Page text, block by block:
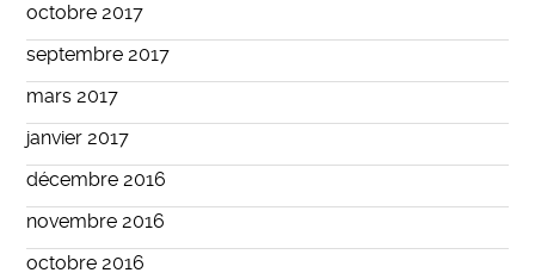
octobre 2017
septembre 2017
mars 2017
janvier 2017
décembre 2016
novembre 2016
octobre 2016